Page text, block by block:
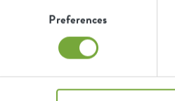
Preferences
9275103642500